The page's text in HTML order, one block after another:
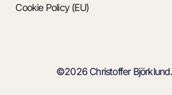
Cookie Policy (EU)
©2026 Christoffer